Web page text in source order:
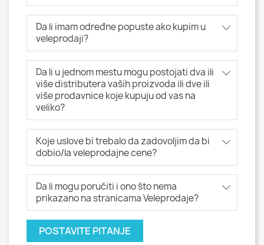
Da li imam određne popuste ako kupim u
veleprodaji?
Da li u jednom mestu mogu postojati dva ili
više distributera vaših proizvoda ili dve ili
više prodavnice koje kupuju od vas na
veliko?
Koje uslove bi trebalo da zadovoljim da bi
dobio/la veleprodajne cene?
Da li mogu poručiti i ono što nema
prikazano na stranicama Veleprodaje?
POSTAVITE PITANJE